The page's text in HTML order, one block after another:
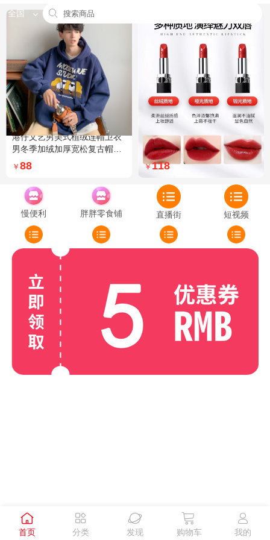
全国
港仔文艺男美式植绒连帽卫衣
男冬季加绒加厚宽松复古帽衫
外套 XXL 加绒 5XL 灰色加绒
￥ 88
Dior迪奥全新烈艳蓝金口红品
牌授权经典藤格纹饰带丝绒质
地999色号传奇红唇哑光 哑光
￥118
慢便利 胖胖零食铺 直播街 短视频

首页

分类

发现

购物车

我的